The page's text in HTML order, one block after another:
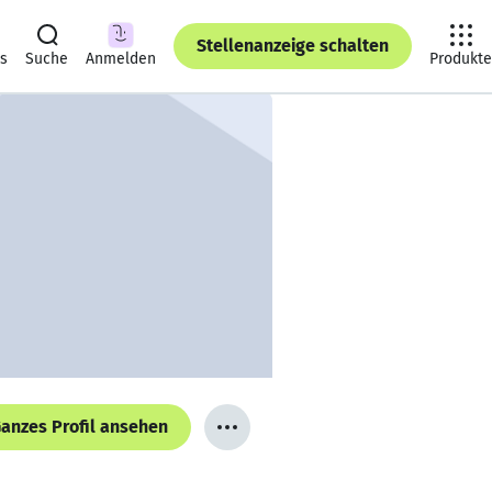
Suche Anmelden
Stellenanzeige schalten
Produkte
Profil ansehen